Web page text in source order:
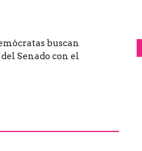
buscan
Senado con el